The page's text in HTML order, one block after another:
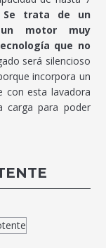
Se trata de un
un motor muy
que no
será silencioso
incorpora un
con esta lavadora
carga para poder